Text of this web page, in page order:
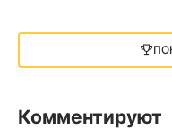
13 ГБ 2025
illWill
Комментируют